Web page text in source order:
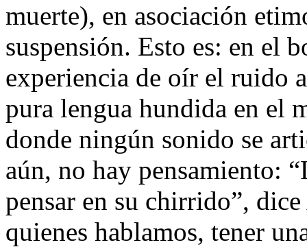
muerte), en asociación
suspensión. Esto es: en el
experiencia de oír el ruido
pura lengua hundida en el
donde ningún sonido se
aún, no hay pensamiento:
pensar en su chirrido”,
quienes hablamos, tener